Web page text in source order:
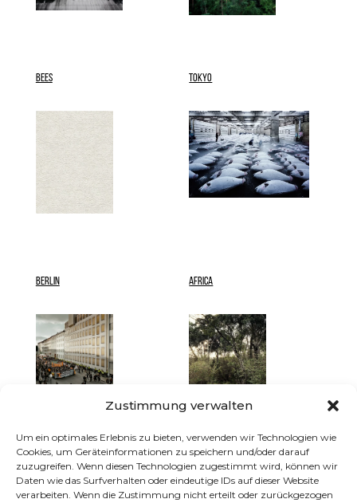
Zustimmung verwalten
Um ein optimales Erlebnis zu bieten, verwenden wir Technologien wie
Cookies, um Geräteinformationen zu speichern und/oder darauf
zuzugreifen. Wenn diesen Technologien zugestimmt wird, können wir
Daten wie das Surfverhalten oder eindeutige IDs auf dieser Website
verarbeiten. Wenn die Zustimmung nicht erteilt oder zurückgezogen
BEES TOKYO
BERLIN AFRICA
FIGHT CLUBS